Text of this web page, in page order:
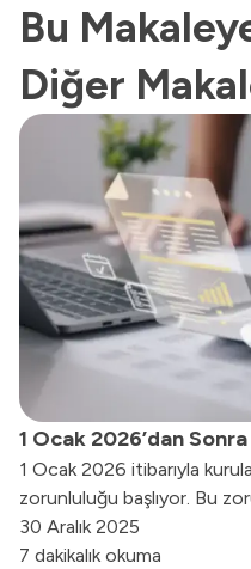
Bu
Diğer
1 Ocak 2026’dan
Elektronik Defter
1 Ocak 2026 itibarıyla
zorunluluğu başlıyor. Bu
geçiş süreleri ve ETDS-e-
özetledik.
30 Aralık 2025
7 dakikalık okuma